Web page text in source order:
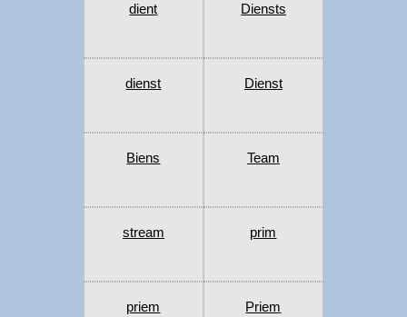
dient Diensts
dienst Dienst
Biens Team
stream prim
priem Priem